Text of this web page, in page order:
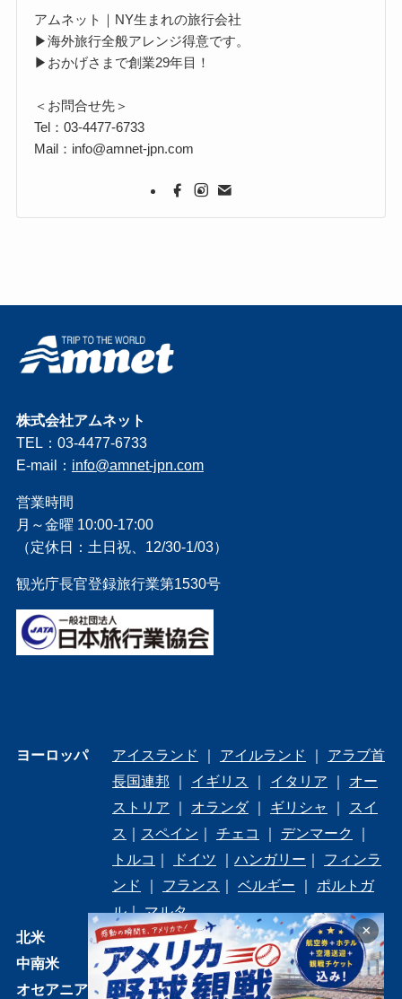
×
アムネット｜NY生まれの旅行会社
▶海外旅行全般アレンジ得意です。
▶おかげさまで創業29年目！
＜お問合せ先＞
Tel：03-4477-6733
Mail：info@amnet-jpn.com
株式会社アムネット
TEL：03-4477-6733
E-mail： info@amnet-jpn.com
営業時間
月～金曜 10:00-17:00
（定休日：土日祝、12/30-1/03）
観光庁長官登録旅行業第1530号
ヨーロッパ アイスランド ｜ アイルランド ｜ アラブ首
長国連邦 ｜ イギリス ｜ イタリア ｜ オー
ストリア ｜ オランダ｜ ギリシャ ｜
スイ
ス ｜ スペイン ｜ チェコ ｜ デンマーク
｜
トルコ ｜ ドイツ ｜ ハンガリー ｜ フィンラ
ンド
｜ フランス ｜ ベルギー ｜ ポルトガ
ル｜マルタ
北米
アメリカ
中南米
メキシコ
オセアニア
オーストラリア